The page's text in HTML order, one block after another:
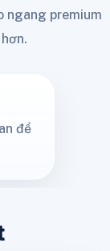
ngang premium
để